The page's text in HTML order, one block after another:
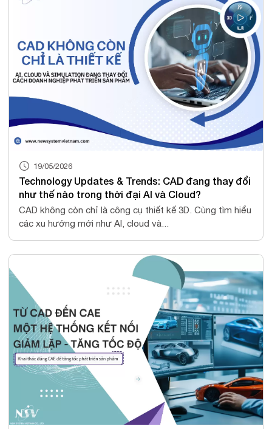
19/05/2026
Technology Updates & Trends: CAD đang thay đổi
như thế nào trong thời đại AI và Cloud?
CAD không còn chỉ là công cụ thiết kế 3D. Cùng tìm hiểu
các xu hướng mới như AI, cloud và...